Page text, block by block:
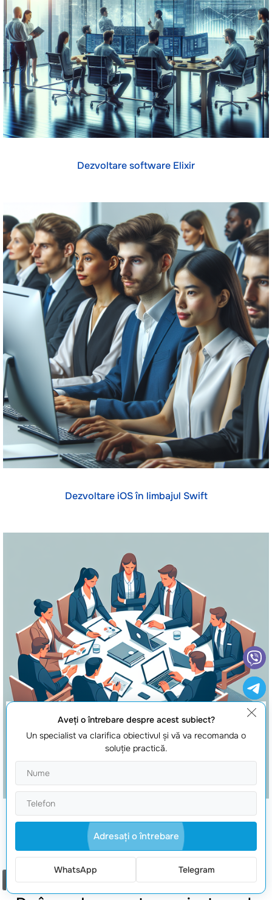
Dezvoltare software Elixir
Dezvoltare iOS în limbajul Swift
Dezvoltare aplicatii Laravel
Aveţi o întrebare despre acest subiect?
Un specialist va clarifica obiectivul şi vă va recomanda o
soluţie practică.
Adresaţi o întrebare
WhatsApp Telegram
Comanda un apel